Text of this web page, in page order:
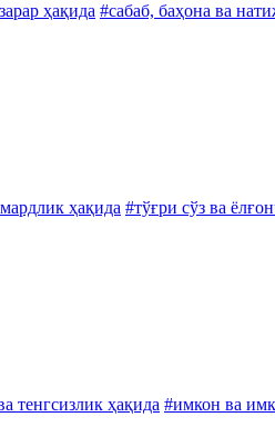
ҳақида #сабаб, баҳона ва
ҳақида #тўғри сўз ва
тенгсизлик ҳақида #имкон ва